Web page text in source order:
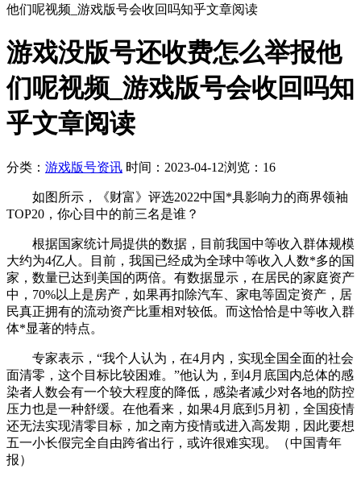
他们呢视频_游戏版号会收回吗知乎文章阅读
游戏没版号还收费怎么举报他
们呢视频_游戏版号会收回吗知
乎文章阅读
分类： 游戏版号资讯 时间：2023-04-12浏览：16
如图所示，《财富》评选2022中国*具影响力的商界领袖
TOP20，你心目中的前三名是谁？
根据国家统计局提供的数据，目前我国中等收入群体规模
大约为4亿人。目前，我国已经成为全球中等收入人数*多的国
家，数量已达到美国的两倍。有数据显示，在居民的家庭资产
中，70%以上是房产，如果再扣除汽车、家电等固定资产，居
民真正拥有的流动资产比重相对较低。而这恰恰是中等收入群
体*显著的特点。
专家表示，“我个人认为，在4月内，实现全国全面的社会
面清零，这个目标比较困难。”他认为，到4月底国内总体的感
染者人数会有一个较大程度的降低，感染者减少对各地的防控
压力也是一种舒缓。在他看来，如果4月底到5月初，全国疫情
还无法实现清零目标，加之南方疫情或进入高发期，因此要想
五一小长假完全自由跨省出行，或许很难实现。（中国青年
报）